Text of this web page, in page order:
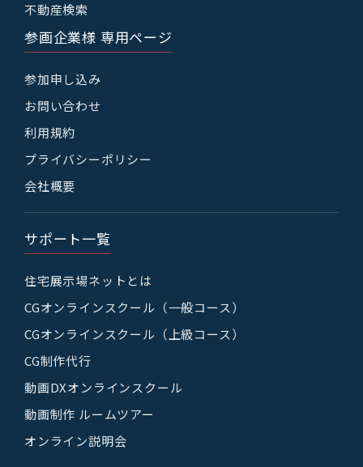
不動産検索
参画企業様 専用ページ
参加申し込み
お問い合わせ
利用規約
プライバシーポリシー
会社概要
サポート一覧
住宅展示場ネットとは
CGオンラインスクール（一般コース）
CGオンラインスクール（上級コース）
CG制作代行
動画DXオンラインスクール
動画制作 ルームツアー
オンライン説明会